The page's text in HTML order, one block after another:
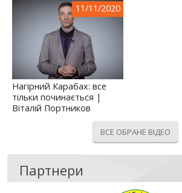
11/11/2020
Нагірний Карабах: все
тільки починається |
Віталій Портников
ВСЕ ОБРАНЕ ВІДЕО
Партнери